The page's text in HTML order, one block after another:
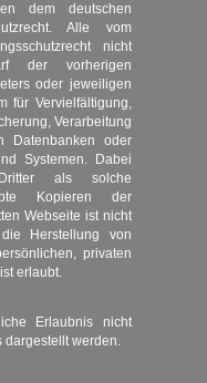
dem deutschen
Alle vom
nicht
der vorherigen
oder jeweiligen
für Vervielfältigung,
Verarbeitung
Datenbanken oder
Systemen. Dabei
als solche
Kopieren der
Webseite ist nicht
Herstellung von
privaten
erlaubt.
Erlaubnis nicht
werden.